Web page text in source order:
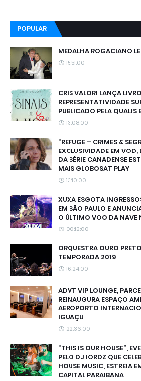
POPULAR
MEDALHA ROGACIANO
15:51:00
CRIS VALORI LANÇA
REPRESENTATIVIDADE
PUBLICADO PELA QUALIS
13:08:00
“REFUGE – CRIMES &
EXCLUSIVIDADE EM VOD,
DA SÉRIE CANADENSE
MAIS GLOBOSAT PLAY
13:10:00
XUXA ESGOTA
EM SÃO PAULO E
O ÚLTIMO VOO DA NAVE
00:12:00
ORQUESTRA OURO
TEMPORADA 2019
16:24:00
ADVT VIP LOUNGE,
REINAUGURA ESPAÇO
AEROPORTO
IGUAÇU
22:36:00
“THIS IS OUR HOUSE”,
PELO DJ IORDZ QUE
HOUSE MUSIC, ESTREIA
CAPITAL PARAIBANA